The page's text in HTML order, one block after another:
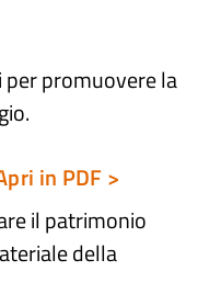
per promuovere la
in PDF >
il patrimonio
della